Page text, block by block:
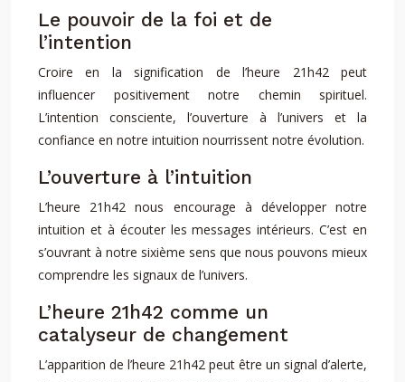
Le pouvoir de la foi et de
l’intention
Croire en la signification de l’heure 21h42 peut
influencer positivement notre chemin spirituel.
L’intention consciente, l’ouverture à l’univers et la
confiance en notre intuition nourrissent notre évolution.
L’ouverture à l’intuition
L’heure 21h42 nous encourage à développer notre
intuition et à écouter les messages intérieurs. C’est en
s’ouvrant à notre sixième sens que nous pouvons mieux
comprendre les signaux de l’univers.
L’heure 21h42 comme un
catalyseur de changement
L’apparition de l’heure 21h42 peut être un signal d’alerte,